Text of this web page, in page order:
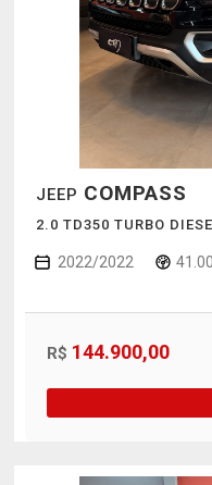
JEEP COMPASS
2.0 TD350 TURBO
2022/2022
R$ 144.900,00